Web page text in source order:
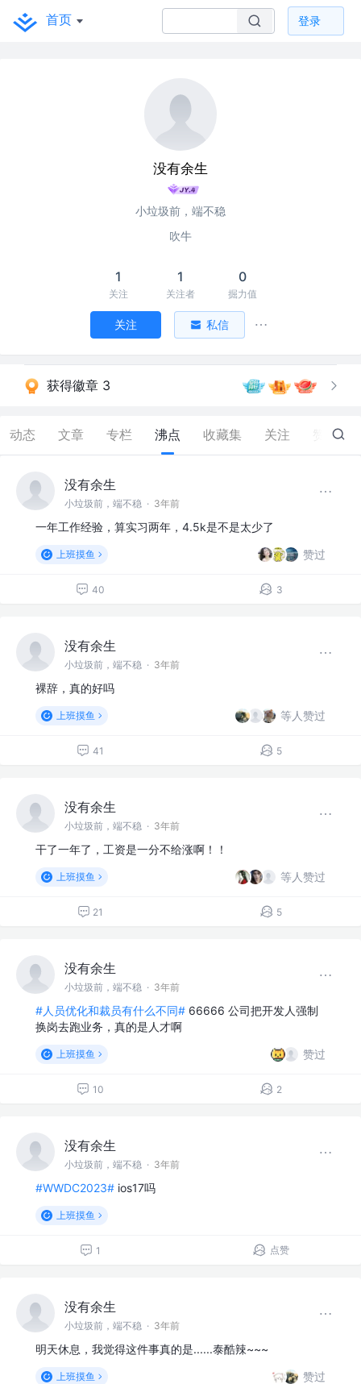
首页 登录
没有余生
小垃圾前，端不稳
吹牛
1
关注
1
关注者
0
掘力值
关注 私信
获得徽章 3
动态 文章 专栏 沸点 收藏集 关注 1
没有余生
小垃圾前，端不稳 · 3年前
一年工作经验，算实习两年，4.5k是不是太少了
上班摸鱼 赞过
40 3
没有余生
小垃圾前，端不稳 · 3年前
裸辞，真的好吗
上班摸鱼 等人赞过
41 5
没有余生
小垃圾前，端不稳 · 3年前
干了一年了，工资是一分不给涨啊！！
上班摸鱼 等人赞过
21 5
没有余生
小垃圾前，端不稳 · 3年前
#人员优化和裁员有什么不同# 66666 公司把开发人强制
换岗去跑业务，真的是人才啊
上班摸鱼 赞过
10 2
没有余生
小垃圾前，端不稳 · 3年前
#WWDC2023# ios17吗
上班摸鱼
1 点赞
没有余生
小垃圾前，端不稳 · 3年前
明天休息，我觉得这件事真的是......泰酷辣~~~
上班摸鱼 赞过